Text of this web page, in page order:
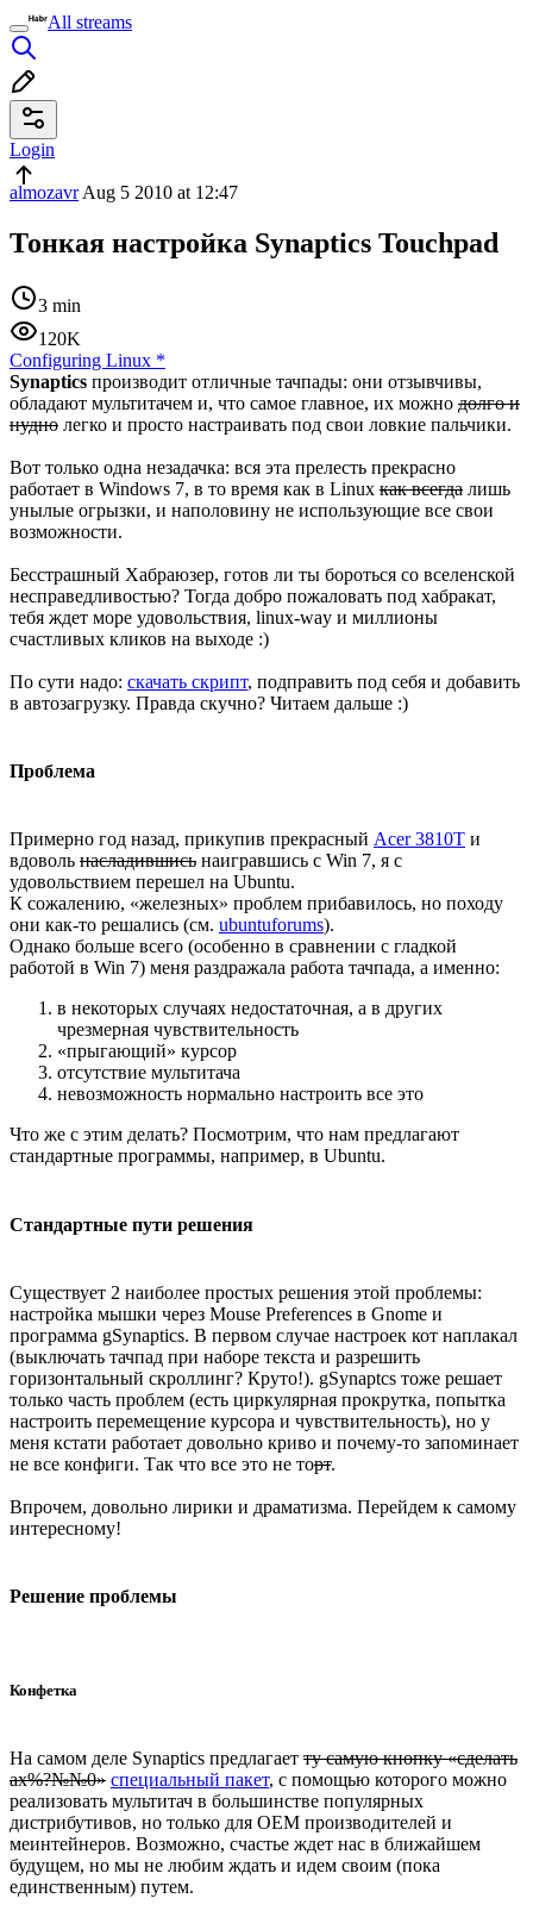
All streams
Login
almozavrAug 5 2010 at 12:47
Тонкая настройка Synaptics Touchpad
3 min
120K
Configuring Linux *
Synaptics производит отличные тачпады: они отзывчивы,
обладают мультитачем и, что самое главное, их можно долго и
нудно легко и просто настраивать под свои ловкие пальчики.
Вот только одна незадачка: вся эта прелесть прекрасно
работает в Windows 7, в то время как в Linux как всегда лишь
унылые огрызки, и наполовину не использующие все свои
возможности.
Бесстрашный Хабраюзер, готов ли ты бороться со вселенской
несправедливостью? Тогда добро пожаловать под хабракат,
тебя ждет море удовольствия, linux-way и миллионы
счастливых кликов на выходе :)
По сути надо: скачать скрипт, подправить под себя и добавить
в автозагрузку. Правда скучно? Читаем дальше :)
Проблема
Примерно год назад, прикупив прекрасный Acer 3810T и
вдоволь насладившись наигравшись с Win 7, я с
удовольствием перешел на Ubuntu.
К сожалению, «железных» проблем прибавилось, но походу
они как-то решались (см. ubuntuforums).
Однако больше всего (особенно в сравнении с гладкой
работой в Win 7) меня раздражала работа тачпада, а именно:
в некоторых случаях недостаточная, а в других
чрезмерная чувствительность
«прыгающий» курсор
отсутствие мультитача
невозможность нормально настроить все это
Что же с этим делать? Посмотрим, что нам предлагают
стандартные программы, например, в Ubuntu.
Стандартные пути решения
Существует 2 наиболее простых решения этой проблемы:
настройка мышки через Mouse Preferences в Gnome и
программа gSynaptics. В первом случае настроек кот наплакал
(выключать тачпад при наборе текста и разрешить
горизонтальный скроллинг? Круто!). gSynaptcs тоже решает
только часть проблем (есть циркулярная прокрутка, попытка
настроить перемещение курсора и чувствительность), но у
меня кстати работает довольно криво и почему-то запоминает
не все конфиги. Так что все это не торт.
Впрочем, довольно лирики и драматизма. Перейдем к самому
интересному!
Решение проблемы
Конфетка
На самом деле Synaptics предлагает ту самую кнопку «сделать
ах%?№№0» специальный пакет, с помощью которого можно
реализовать мультитач в большинстве популярных
дистрибутивов, но только для ОЕМ производителей и
меинтейнеров. Возможно, счастье ждет нас в ближайшем
будущем, но мы не любим ждать и идем своим (пока
единственным) путем.